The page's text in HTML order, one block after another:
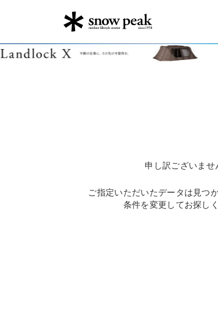
申し訳ございませ
ご指定いただいたデータは見つ
条件を変更してお探しく